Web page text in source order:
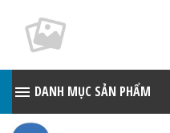
DANH MỤC SẢN PHẨM